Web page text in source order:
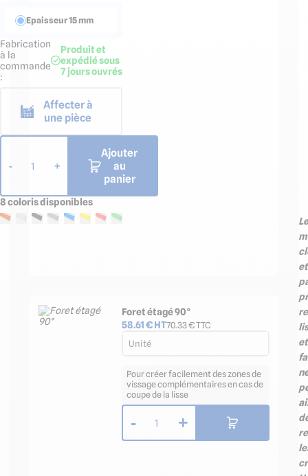
Hauteur 300 mm
Epaisseur 15 mm
Fabrication
à la
commande
:
Produit et
expédié sous
7 jours ouvrés
Affecter à
une pièce
- 1 +
Ajouter
au
panier
8 coloris disponibles
Foret étagé 90°
58.61€ HT70.33€ TTC
Unité
Pour créer facilement des zones de
vissage complémentaires en cas de
coupe de la lisse
- 1 +
et
et